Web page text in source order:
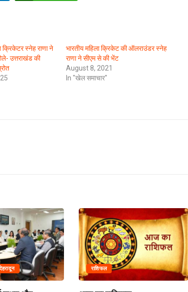
क्रिकेटर स्नेह राणा ने
उत्तराखंड की
भारतीय महिला क्रिकेट की ऑलराउंडर स्नेह
राणा ने सीएम से की भेंट
August 8, 2021
In "खेल समाचार"
राशिफल